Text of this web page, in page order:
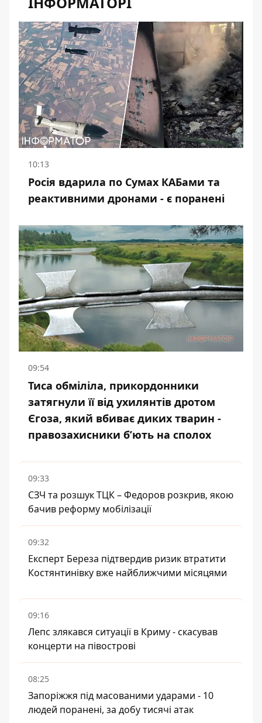
10:13
Росія вдарила по Сумах КАБами та
реактивними дронами - є поранені
09:54
Тиса обміліла, прикордонники
затягнули її від ухилянтів дротом
Єгоза, який вбиває диких тварин -
правозахисники бʼють на сполох
09:33
СЗЧ та розшук ТЦК – Федоров розкрив, якою
бачив реформу мобілізації
09:32
Експерт Береза підтвердив ризик втратити
Костянтинівку вже найближчими місяцями
09:16
Лепс злякався ситуації в Криму - скасував
концерти на півострові
08:25
Запоріжжя під масованими ударами - 10
людей поранені, за добу тисячі атак